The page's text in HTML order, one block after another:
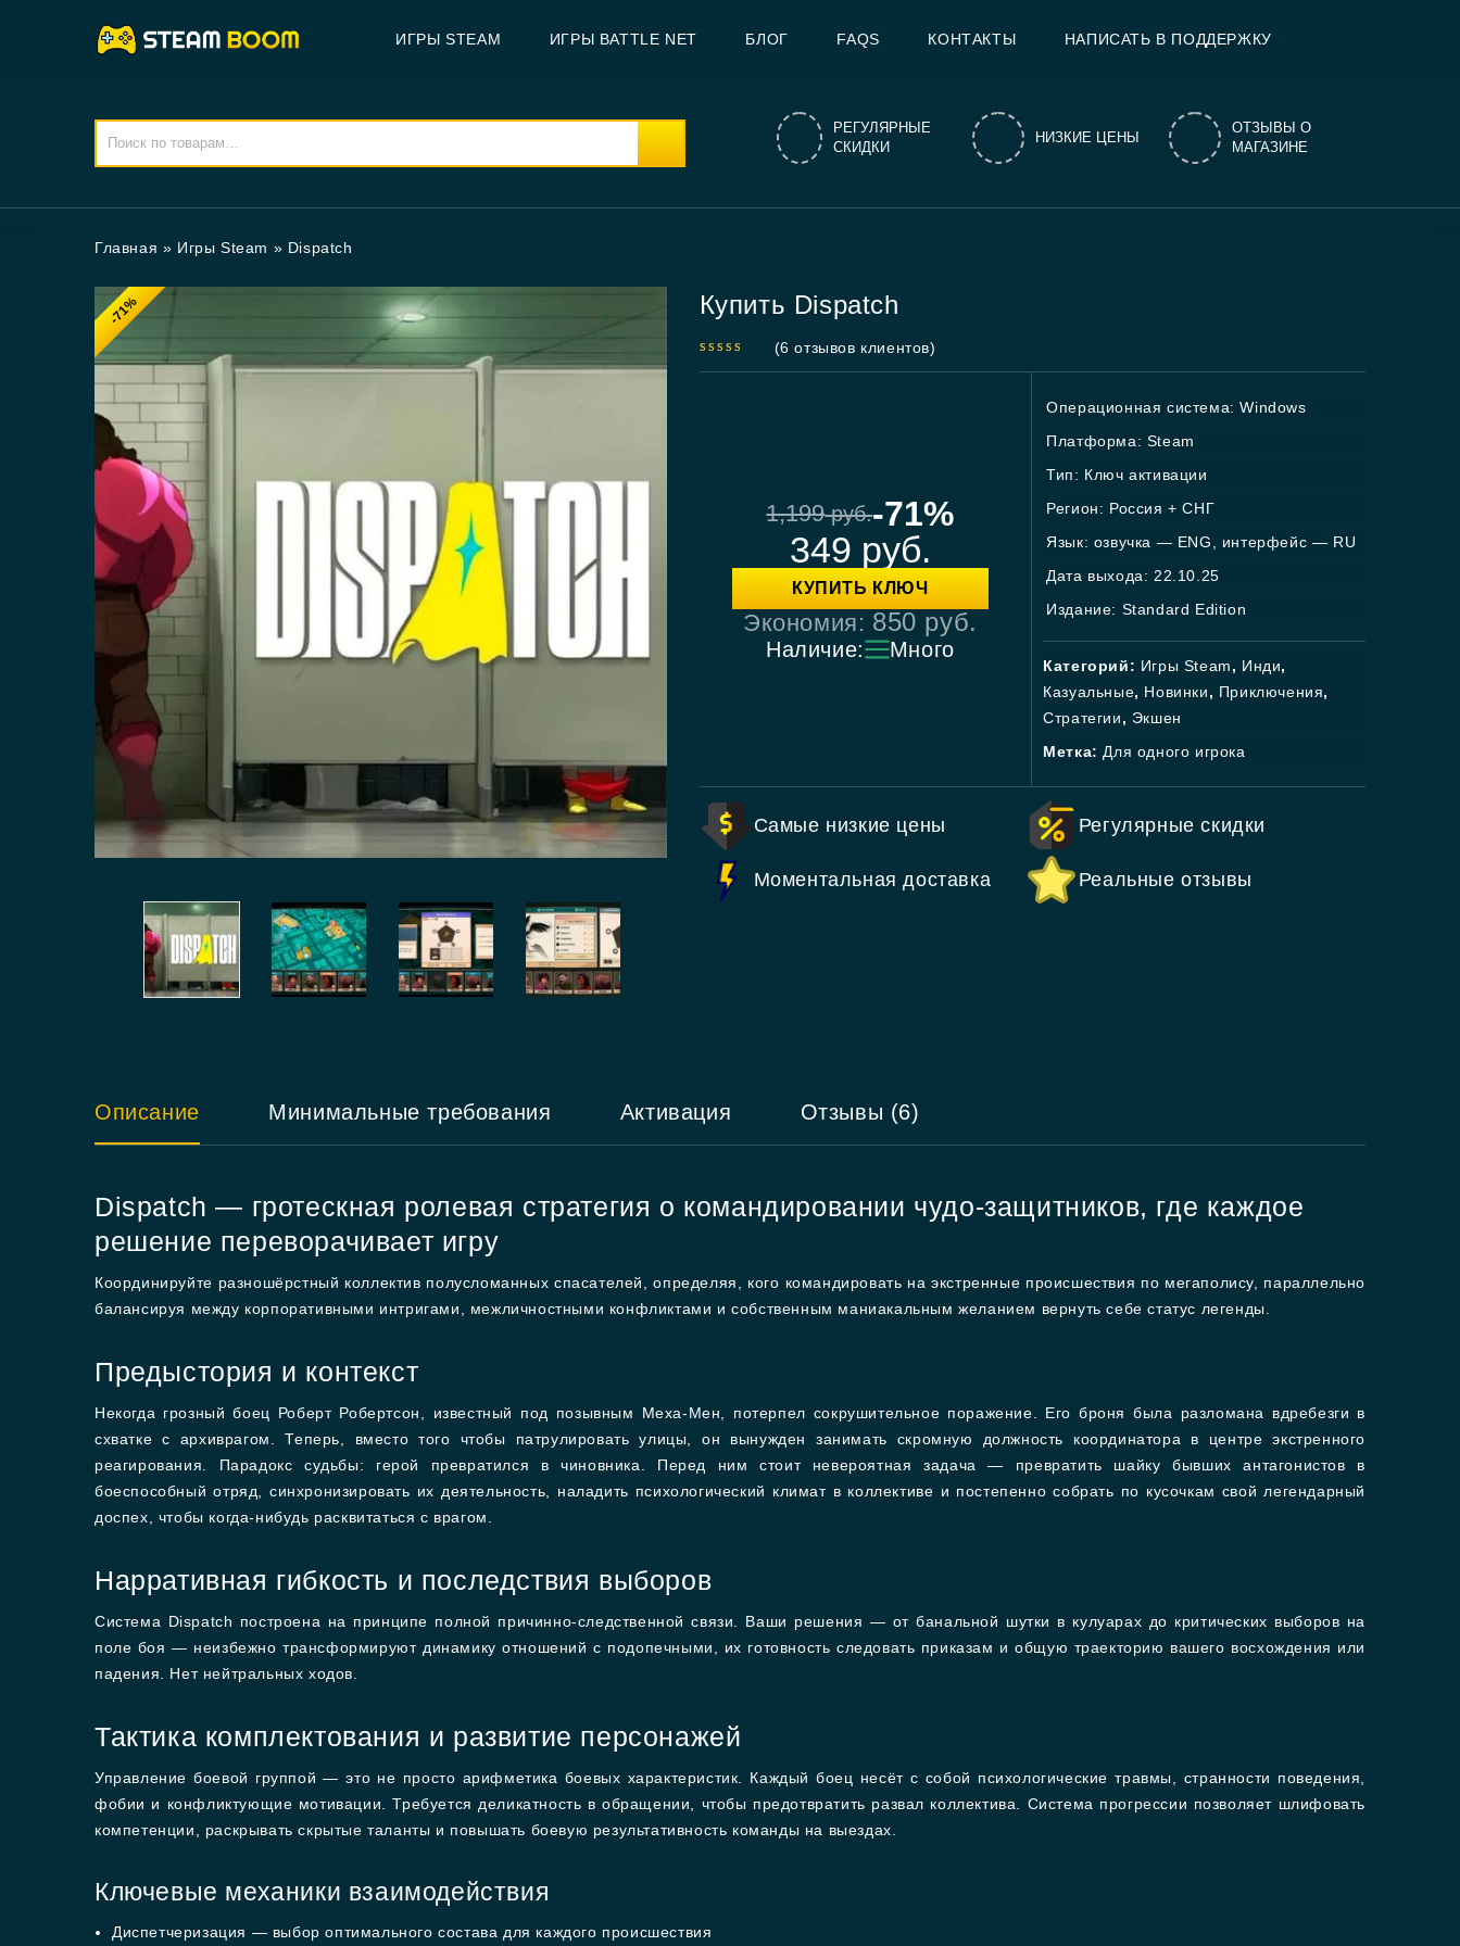
ИГРЫ STEAM ИГРЫ BATTLE NET БЛОГ FAQS КОНТАКТЫ НАПИСАТЬ В ПОДДЕРЖКУ
РЕГУЛЯРНЫЕ
СКИДКИ
НИЗКИЕ ЦЕНЫ
ОТЗЫВЫ О
МАГАЗИНЕ
Главная » Игры Steam » Dispatch
-71% Купить Dispatch
(6 отзывов клиентов)
1,199руб.-71%
349 руб.
КУПИТЬ КЛЮЧ
Экономия: 850 руб.
Наличие: Много
Операционная система: Windows
Платформа: Steam
Тип: Ключ активации
Регион: Россия + СНГ
Язык: озвучка — ENG, интерфейс — RU
Дата выхода: 22.10.25
Издание: Standard Edition
Категорий: Игры Steam, Инди,
Казуальные, Новинки, Приключения,
Стратегии, Экшен
Метка: Для одного игрока
Самые низкие цены Регулярные скидки
Моментальная доставка Реальные отзывы
Описание Минимальные требования Активация Отзывы (6)
Dispatch — гротескная ролевая стратегия о командировании чудо-защитников, где каждое
решение переворачивает игру
Координируйте разношёрстный коллектив полусломанных спасателей, определяя, кого командировать на экстренные происшествия по мегаполису, параллельно
балансируя между корпоративными интригами, межличностными конфликтами и собственным маниакальным желанием вернуть себе статус легенды.
Предыстория и контекст
Некогда грозный боец Роберт Робертсон, известный под позывным Меха-Мен, потерпел сокрушительное поражение. Его броня была разломана вдребезги в
схватке с архиврагом. Теперь, вместо того чтобы патрулировать улицы, он вынужден занимать скромную должность координатора в центре экстренного
реагирования. Парадокс судьбы: герой превратился в чиновника. Перед ним стоит невероятная задача — превратить шайку бывших антагонистов в
боеспособный отряд, синхронизировать их деятельность, наладить психологический климат в коллективе и постепенно собрать по кусочкам свой легендарный
доспех, чтобы когда-нибудь расквитаться с врагом.
Нарративная гибкость и последствия выборов
Система Dispatch построена на принципе полной причинно-следственной связи. Ваши решения — от банальной шутки в кулуарах до критических выборов на
поле боя — неизбежно трансформируют динамику отношений с подопечными, их готовность следовать приказам и общую траекторию вашего восхождения или
падения. Нет нейтральных ходов.
Тактика комплектования и развитие персонажей
Управление боевой группой — это не просто арифметика боевых характеристик. Каждый боец несёт с собой психологические травмы, странности поведения,
фобии и конфликтующие мотивации. Требуется деликатность в обращении, чтобы предотвратить развал коллектива. Система прогрессии позволяет шлифовать
компетенции, раскрывать скрытые таланты и повышать боевую результативность команды на выездах.
Ключевые механики взаимодействия
Диспетчеризация — выбор оптимального состава для каждого происшествия